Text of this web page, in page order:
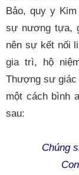
Bảo, quy y
sự nương tựa,
nên sự kết nối
gia trì, hộ
Thượng sư
một cách bình
sau:
Chúng